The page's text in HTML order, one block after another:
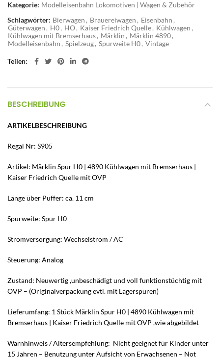
Kategorie: Modelleisenbahn Lokomotiven | Wagen & Zubehör
Schlagwörter: Bierwagen , Brauereiwagen , Eisenbahn ,
Güterwagen , H0, HO, Kaiser Friedrich Quelle, Kühlwagen ,
Kühlwagen mit Bremserhaus, Märklin , Märklin 4890,
Modelleisenbahn , Spielzeug, Spurweite H0, Vintage
Teilen
BESCHREIBUNG
ARTIKELBESCHREIBUNG
Regal Nr: S905
Artikel: Märklin Spur H0 | 4890 Kühlwagen mit Bremserhaus |
Kaiser Friedrich Quelle mit OVP
Länge über Puffer: ca. 11 cm
Spurweite: Spur H0
Stromversorgung: Wechselstrom / AC
Steuerung: Analog
Zustand: Neuwertig ,unbeschädigt und voll funktionstüchtig mit
OVP – (Originalverpackung evtl. mit Lagerspuren)
Lieferumfang: 1 Stück Märklin Spur H0 | 4890 Kühlwagen mit
Bremserhaus | Kaiser Friedrich Quelle mit OVP ,wie abgebildet
Warnhinweis / Altersempfehlung: Nicht geeignet für Kinder unter
15 Jahren – Benutzung unter Aufsicht von Erwachsenen – Not